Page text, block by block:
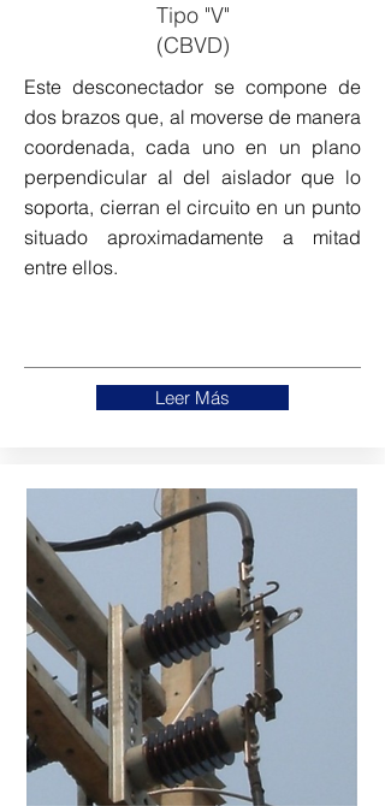
Tipo "V"
(CBVD)
Este desconectador se compone de
dos brazos que, al moverse de manera
coordenada, cada uno en un plano
perpendicular al del aislador que lo
soporta, cierran el circuito en un punto
situado aproximadamente a mitad
entre ellos.
Leer Más